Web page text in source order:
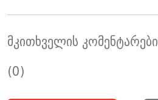
მკითხველის კომენტარები
(0)